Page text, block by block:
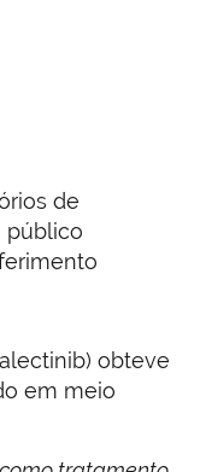
de
público
obteve
em meio